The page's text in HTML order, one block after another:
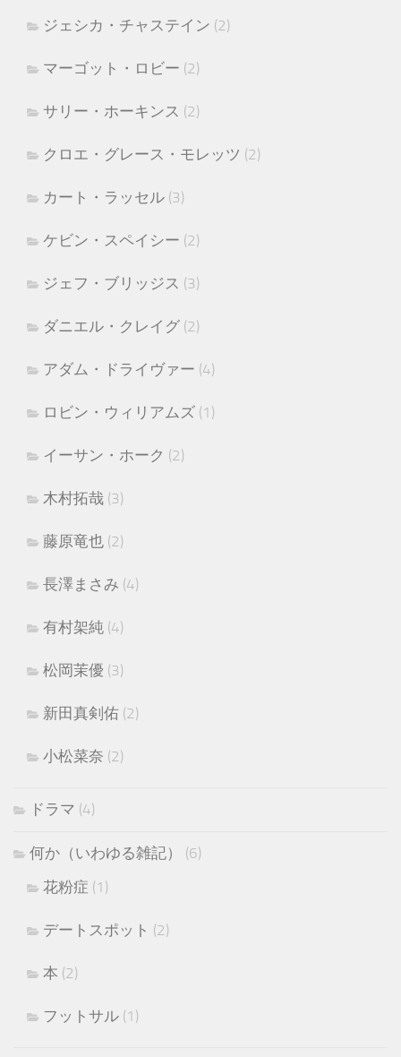
ジェシカ・チャステイン (2)
マーゴット・ロビー (2)
サリー・ホーキンス (2)
クロエ・グレース・モレッツ (2)
カート・ラッセル (3)
ケビン・スペイシー (2)
ジェフ・ブリッジス (3)
ダニエル・クレイグ (2)
アダム・ドライヴァー (4)
ロビン・ウィリアムズ (1)
イーサン・ホーク (2)
木村拓哉 (3)
藤原竜也 (2)
長澤まさみ (4)
有村架純 (4)
松岡茉優 (3)
新田真剣佑 (2)
小松菜奈 (2)
ドラマ (4)
何か（いわゆる雑記）
(6)
花粉症 (1)
デートスポット (2)
本 (2)
フットサル (1)